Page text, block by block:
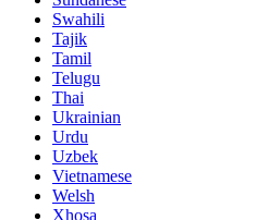
Swahili
Tajik
Tamil
Telugu
Thai
Ukrainian
Urdu
Uzbek
Vietnamese
Welsh
Xhosa